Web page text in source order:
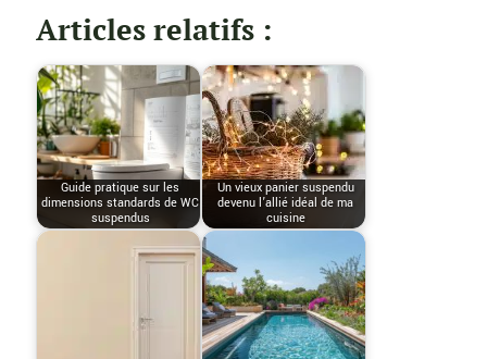
Articles relatifs :
Guide pratique sur les
dimensions standards de WC
suspendus
Un vieux panier suspendu
devenu l’allié idéal de ma
cuisine